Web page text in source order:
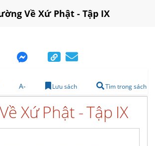
Về Xứ Phật - Tập IX
A- Lưu sách Tìm trong sách
Xứ Phật - Tập IX